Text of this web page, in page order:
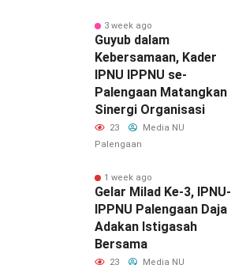
3 week ago
Guyub dalam
Kebersamaan, Kader
IPNU IPPNU se-
Palengaan Matangkan
Sinergi Organisasi
23
Media NU
Palengaan
1 week ago
‎Gelar Milad Ke-3, IPNU-
IPPNU Palengaan Daja
Adakan Istigasah
Bersama
23 Media NU